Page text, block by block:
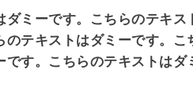
ダミーです。こちらのテキ
のテキストはダミーです。
です。こちらのテキストは